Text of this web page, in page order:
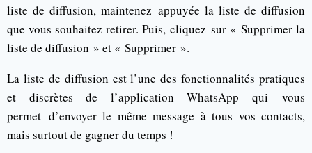
liste de diffusion, maintenez appuyée la liste de diffusion
que vous souhaitez retirer. Puis, cliquez sur « Supprimer la
liste de diffusion » et « Supprimer ».
La liste de diffusion est l’une des fonctionnalités pratiques
et discrètes de l’application WhatsApp qui vous
permet d’envoyer le même message à tous vos contacts,
mais surtout de gagner du temps !